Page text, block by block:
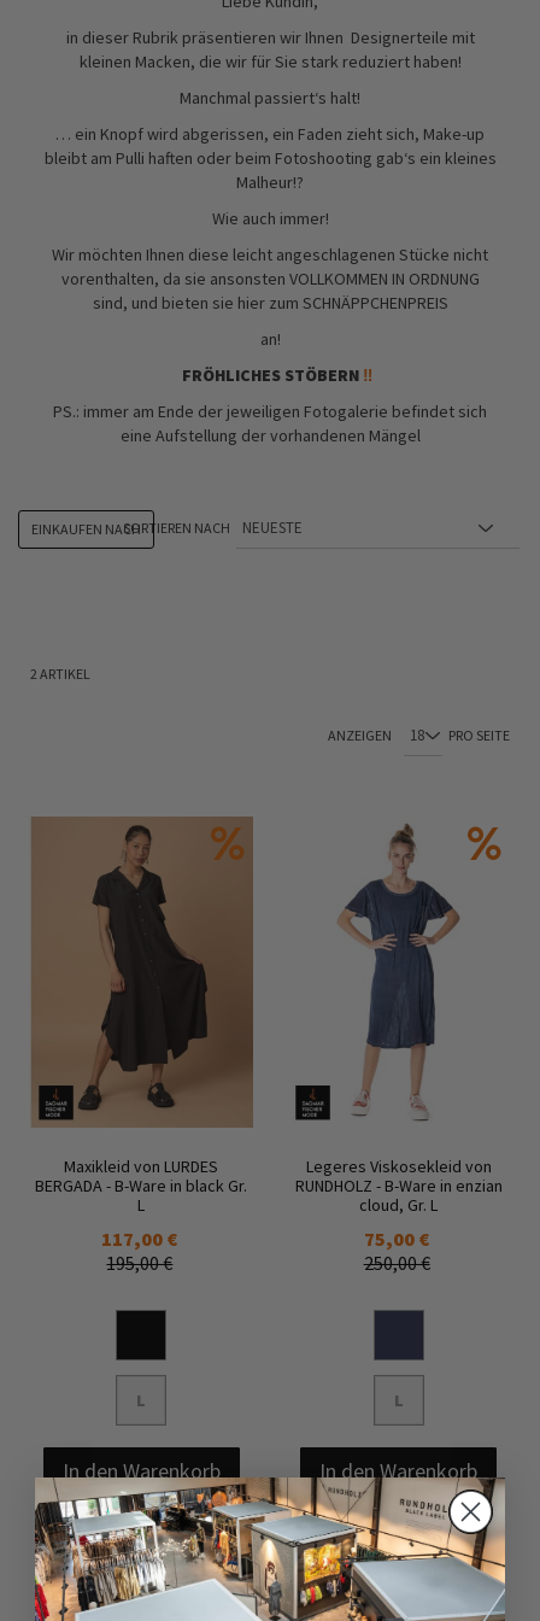
in dieser Rubrik präsentieren wir Ihnen Designerteile mit
kleinen Macken, die wir für Sie stark reduziert haben!
Manchmal passiert‘s halt!
… ein Knopf wird abgerissen, ein Faden zieht sich, Make-up
bleibt am Pulli haften oder beim Fotoshooting gab‘s ein kleines
Malheur!?
Wie auch immer!
Wir möchten Ihnen diese leicht angeschlagenen Stücke nicht
vorenthalten, da sie ansonsten VOLLKOMMEN IN ORDNUNG
sind, und bieten sie hier zum SCHNÄPPCHENPREIS
an!
FRÖHLICHES STÖBERN ‼️
PS.: immer am Ende der jeweiligen Fotogalerie befindet sich
eine Aufstellung der vorhandenen Mängel
2 ARTIKEL
SORTIEREN NACH
ANZEIGEN PRO SEITE
Maxikleid von LURDES
BERGADA - B-Ware in black Gr.
L
117,00 €
195,00 €
L
In den Warenkorb
Legeres Viskosekleid von
RUNDHOLZ - B-Ware in enzian
cloud, Gr. L
75,00 €
250,00 €
L
In den Warenkorb
EINKAUFEN NACH